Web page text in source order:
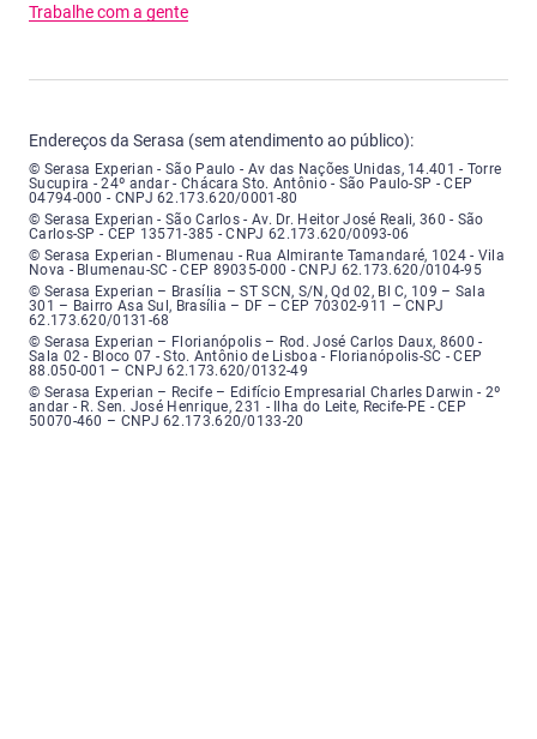
Trabalhe com a gente
Endereços da Serasa (sem atendimento ao público):
Serasa Experian - São Paulo - Endereço: Avenida das Nações Unidas,
© Serasa Experian - São Paulo - Av das Nações Unidas, 14.401 - Torre
Sucupira - 24º andar - Chácara Sto. Antônio - São Paulo-SP - CEP
04794-000 - CNPJ 62.173.620/0001-80
Serasa Experian - São Carlos - Endereço: Avenida Doutor Heitor José
© Serasa Experian - São Carlos - Av. Dr. Heitor José Reali, 360 - São
Carlos-SP - CEP 13571-385 - CNPJ 62.173.620/0093-06
Serasa Experian - Blumenau - Endereço: Rua Almirante Tamandaré,
© Serasa Experian - Blumenau - Rua Almirante Tamandaré, 1024 - Vila
Nova - Blumenau-SC - CEP 89035-000 - CNPJ 62.173.620/0104-95
Serasa Experian - Brasília, Endereço: Setor Comercial Norte, sem
© Serasa Experian – Brasília – ST SCN, S/N, Qd 02, Bl C, 109 – Sala
301 – Bairro Asa Sul, Brasília – DF – CEP 70302-911 – CNPJ
62.173.620/0131-68
Serasa Experian - Florianópolis, Endereço: Rodovia José Carlos, número
© Serasa Experian – Florianópolis – Rod. José Carlos Daux, 8600 -
Sala 02 - Bloco 07 - Sto. Antônio de Lisboa - Florianópolis-SC - CEP
88.050-001 – CNPJ 62.173.620/0132-49
Serasa Experian - Recife, Endereço: Edifício Empresarial Charles Darwin,
© Serasa Experian – Recife – Edifício Empresarial Charles Darwin - 2º
andar - R. Sen. José Henrique, 231 - Ilha do Leite, Recife-PE - CEP
50070-460 – CNPJ 62.173.620/0133-20